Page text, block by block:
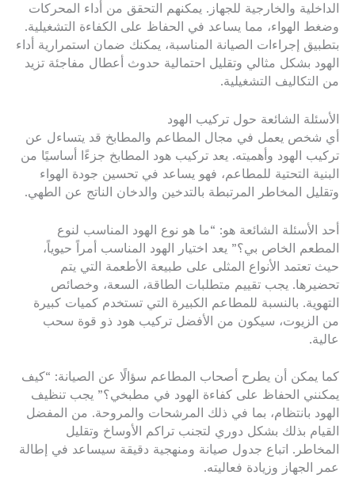
الداخلية والخارجية للجهاز. يمكنهم التحقق من أداء المحركات
وضغط الهواء، مما يساعد في الحفاظ على الكفاءة التشغيلية.
بتطبيق إجراءات الصيانة المناسبة، يمكنك ضمان استمرارية أداء
الهود بشكل مثالي وتقليل احتمالية حدوث أعطال مفاجئة تزيد
من التكاليف التشغيلية.
الأسئلة الشائعة حول تركيب الهود
أي شخص يعمل في مجال المطاعم والمطابخ قد يتساءل عن
تركيب الهود وأهميته. يعد تركيب هود المطابخ جزءًا أساسيًا من
البنية التحتية للمطاعم، فهو يساعد في تحسين جودة الهواء
وتقليل المخاطر المرتبطة بالتدخين والدخان الناتج عن الطهي.
أحد الأسئلة الشائعة هو: “ما هو نوع الهود المناسب لنوع
المطعم الخاص بي؟” يعد اختيار الهود المناسب أمراً حيوياً،
حيث تعتمد الأنواع المثلى على طبيعة الأطعمة التي يتم
تحضيرها. يجب تقييم متطلبات الطاقة، السعة، وخصائص
التهوية. بالنسبة للمطاعم الكبيرة التي تستخدم كميات كبيرة
من الزيوت، سيكون من الأفضل تركيب هود ذو قوة سحب
عالية.
كما يمكن أن يطرح أصحاب المطاعم سؤالًا عن الصيانة: “كيف
يمكنني الحفاظ على كفاءة الهود في مطبخي؟” يجب تنظيف
الهود بانتظام، بما في ذلك المرشحات والمروحة. من المفضل
القيام بذلك بشكل دوري لتجنب تراكم الأوساخ وتقليل
المخاطر. اتباع جدول صيانة ومنهجية دقيقة سيساعد في إطالة
عمر الجهاز وزيادة فعاليته.